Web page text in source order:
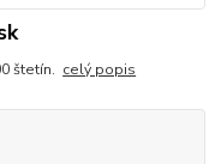
štetín. celý popis